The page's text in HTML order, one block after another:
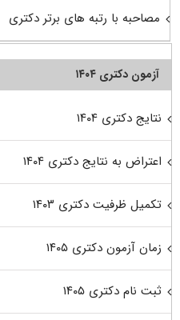
مصاحبه با رتبه های برتر دکتری
آزمون دکتری ۱۴۰۴
نتایج دکتری ۱۴۰۴
اعتراض به نتایج دکتری ۱۴۰۴
تکمیل ظرفیت دکتری ۱۴۰۳
زمان آزمون دکتری ۱۴۰۵
ثبت نام دکتری ۱۴۰۵